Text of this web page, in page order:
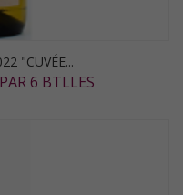
"CUVÉE...
PAR 6 BTLLES